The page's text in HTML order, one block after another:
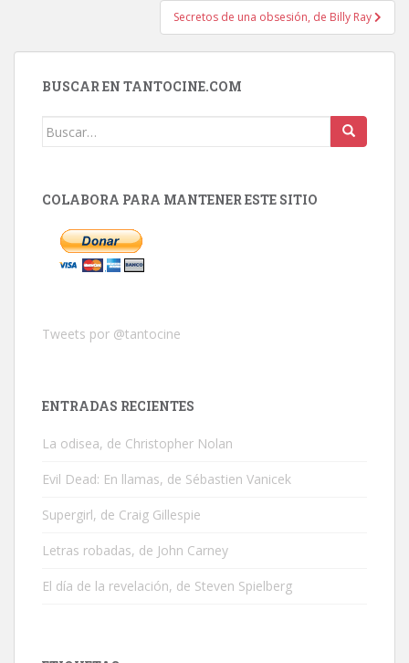
Secretos de una obsesión, de Billy Ray
BUSCAR EN TANTOCINE.COM
Buscar:
COLABORA PARA MANTENER ESTE SITIO
Tweets por @tantocine
ENTRADAS RECIENTES
La odisea, de Christopher Nolan
Evil Dead: En llamas, de Sébastien Vanicek
Supergirl, de Craig Gillespie
Letras robadas, de John Carney
El día de la revelación, de Steven Spielberg